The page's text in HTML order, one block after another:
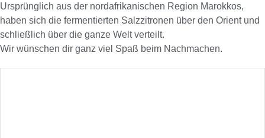
Ursprünglich aus der nordafrikanischen Region Marokkos,
haben sich die fermentierten Salzzitronen über den Orient und
schließlich über die ganze Welt verteilt.
Wir wünschen dir ganz viel Spaß beim Nachmachen.